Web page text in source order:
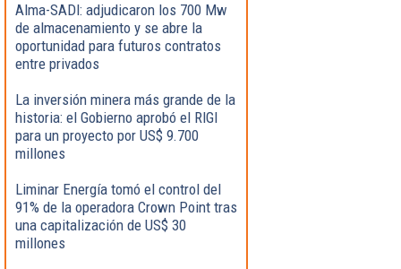
Alma-SADI: adjudicaron los 700 Mw
de almacenamiento y se abre la
oportunidad para futuros contratos
entre privados
La inversión minera más grande de la
historia: el Gobierno aprobó el RIGI
para un proyecto por US$ 9.700
millones
Liminar Energía tomó el control del
91% de la operadora Crown Point tras
una capitalización de US$ 30
millones